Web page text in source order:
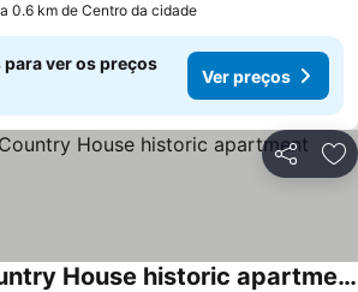
a 0.6 km de Centro da cidade
para ver os preços
Ver preços
Partilhar
Annabella's Country House historic apartment